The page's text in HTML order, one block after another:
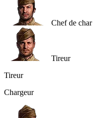
Chef de char
Tireur
Tireur
Chargeur